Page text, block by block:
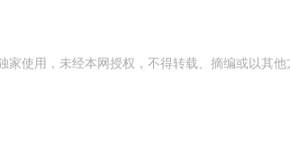
家使用，未经本网授权，不得转载、摘编或以其他